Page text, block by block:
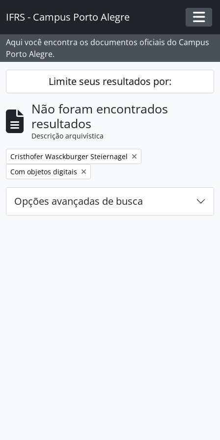
IFRS - Campus Porto Alegre
Aqui você encontra os documentos oficiais do Campus
Porto Alegre.
Limite seus resultados por:
Não foram encontrados
resultados
Descrição arquivística
Remover filtro:
Cristhofer Wasckburger Steiernagel
Remover filtro:
Com objetos digitais
Opções avançadas de busca